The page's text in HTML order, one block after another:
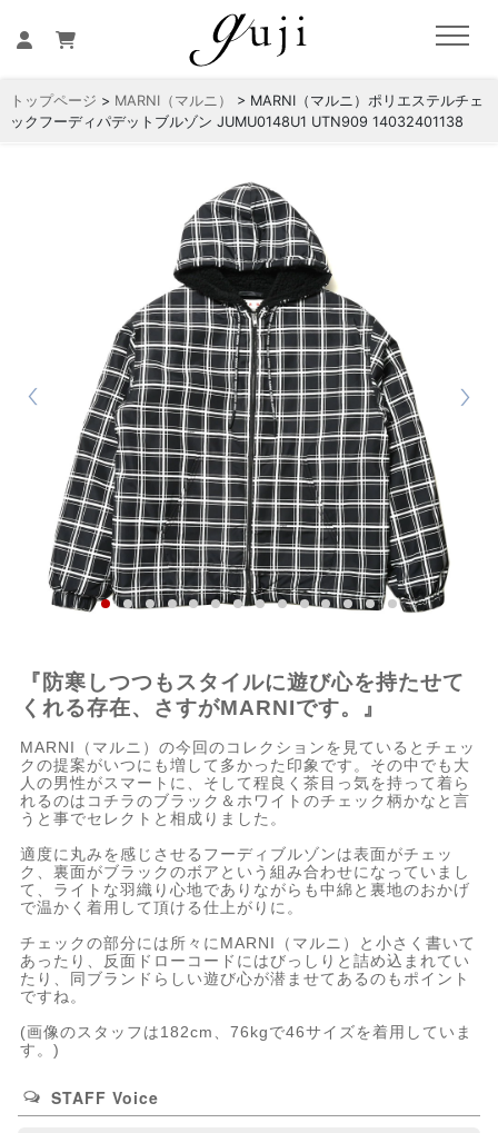
トップページ > MARNI（マルニ）
> MARNI（マルニ）ポリエステルチェ
ックフーディパデットブルゾン JUMU0148U1 UTN909 14032401138
『防寒しつつもスタイルに遊び心を持たせて
くれる存在、さすがMARNIです。』
MARNI（マルニ）の今回のコレクションを見ているとチェッ
クの提案がいつにも増して多かった印象です。その中でも大
人の男性がスマートに、そして程良く茶目っ気を持って着ら
れるのはコチラのブラック＆ホワイトのチェック柄かなと言
うと事でセレクトと相成りました。
適度に丸みを感じさせるフーディブルゾンは表面がチェッ
ク、裏面がブラックのボアという組み合わせになっていまし
て、ライトな羽織り心地でありながらも中綿と裏地のおかげ
で温かく着用して頂ける仕上がりに。
チェックの部分には所々にMARNI（マルニ）と小さく書いて
あったり、反面ドローコードにはびっしりと詰め込まれてい
たり、同ブランドらしい遊び心が潜ませてあるのもポイント
ですね。
(画像のスタッフは182cm、76kgで46サイズを着用していま
す。)
STAFF Voice